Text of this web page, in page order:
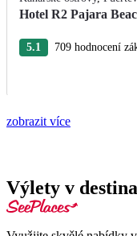
Hotel R2 Pajara
5.1
709 hodnocení
zobrazit více
Výlety v